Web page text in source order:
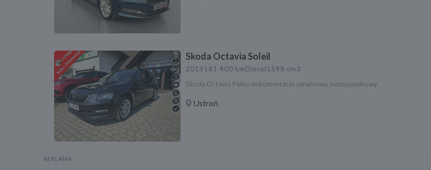
Skoda Octavia Soleil
2019181 400 kmDiesel1598 cm3
Skoda Octavia Pełna dokumentacja serwisowa, bezwypadkowy.
Ustroń